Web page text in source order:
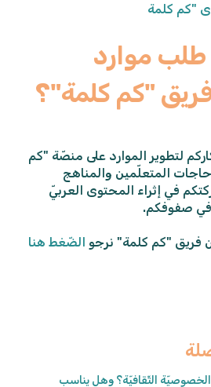
"كم كلمة
موارد
"كم كلمة"؟
لتطوير الموارد على منصّة "كم
المتعلّمين والمناهج
في إثراء المحتوى العربيّ
في صفوفكم.
فريق "كم كلمة" نرجو الضّغط هنا
الثّقافيّة؟ وهل يناسب